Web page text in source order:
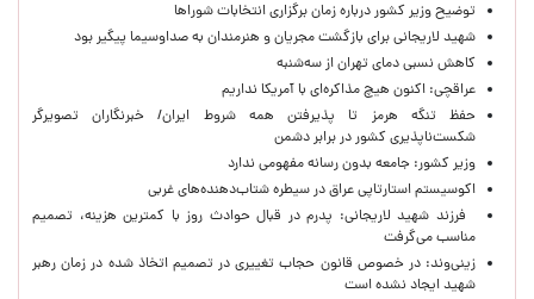
توضیح وزیر کشور درباره زمان برگزاری انتخابات شوراها
شهید لاریجانی برای بازگشت مجریان و هنرمندان به صداوسیما پیگیر بود
کاهش نسبی دمای تهران از سه‌شنبه
عراقچی: اکنون هیچ مذاکره‌ای با آمریکا نداریم
حفظ تنگه هرمز تا پذیرفتن همه شروط ایران/ خبرنگاران تصویرگر
شکست‌ناپذیری کشور در برابر دشمن
وزیر کشور: جامعه بدون رسانه مفهومی ندارد
اکوسیستم استارتاپی عراق در سیطره شتاب‌دهنده‌‌های غربی
فرزند شهید لاریجانی: پدرم در قبال حوادث روز با کمترین هزینه، تصمیم
مناسب می‌گرفت
زینی‌وند: در خصوص قانون حجاب تغییری در تصمیم اتخاذ شده در زمان رهبر
شهید ایجاد نشده است